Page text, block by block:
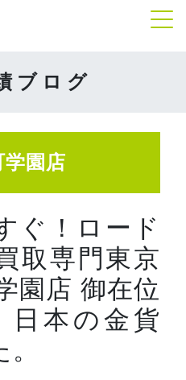
ブログ
学園店
ぐ！ロード
取専門東京
園店 御在位
日本の金貨